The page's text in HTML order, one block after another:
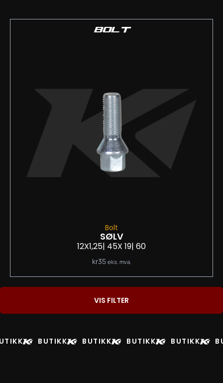
BOLT
Bolt
SØLV
12X1,25| 45X 19| 60
kr35 eks. mva.
VIS FILTER
BUTIKK BUTIKK BUTIKK BUTIKK